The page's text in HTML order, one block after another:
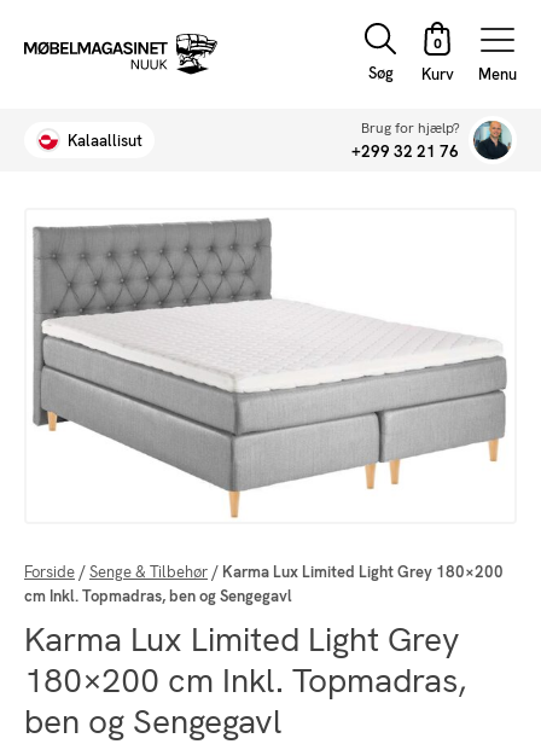
Søg Menu
Kalaallisut
Brug for hjælp?
+299 32 21 76
Forside /Senge & Tilbehør / Karma Lux Limited Light Grey 180×200
cm Inkl. Topmadras, ben og Sengegavl
Karma Lux Limited Light Grey
180×200 cm Inkl. Topmadras,
ben og Sengegavl